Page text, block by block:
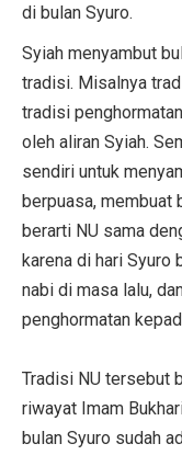
di bulan Syuro.
Syiah menyambut
tradisi. Misalnya
tradisi
oleh aliran Syiah.
sendiri untuk
berpuasa, membuat
berarti NU sama
karena di hari Syuro
nabi di masa lalu,
penghormatan
Tradisi NU tersebut
riwayat Imam
bulan Syuro sudah